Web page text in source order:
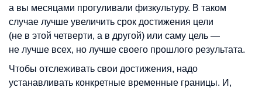
а вы месяцами прогуливали физкультуру. В таком
случае лучше увеличить срок достижения цели
(не в этой четверти, а в другой) или саму цель —
не лучше всех, но лучше своего прошлого результата.
Чтобы отслеживать свои достижения, надо
устанавливать конкретные временные границы. И,